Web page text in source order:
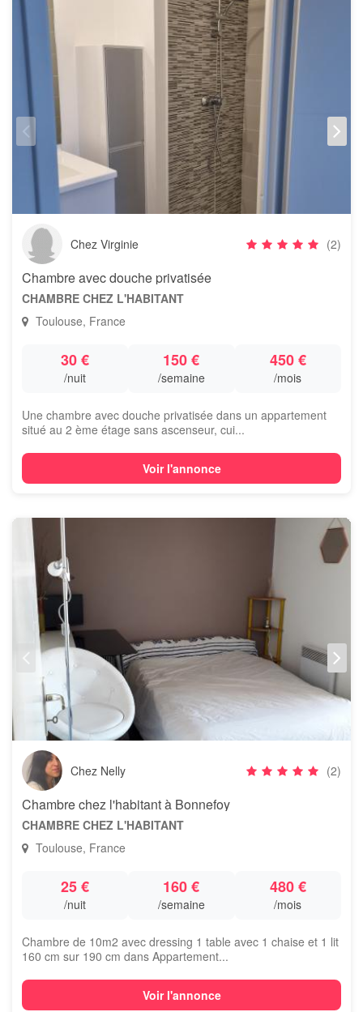
Chez Virginie (2)
Chambre avec douche privatisée
CHAMBRE CHEZ L'HABITANT
Toulouse, France
30 €
/nuit
150 €
/semaine
450 €
/mois
Une chambre avec douche privatisée dans un appartement
situé au 2 ème étage sans ascenseur, cui...
Voir l'annonce
Chez Nelly (2)
Chambre chez l'habitant à Bonnefoy
CHAMBRE CHEZ L'HABITANT
Toulouse, France
25 €
/nuit
160 €
/semaine
480 €
/mois
Chambre de 10m2 avec dressing 1 table avec 1 chaise et 1 lit
160 cm sur 190 cm dans Appartement...
Voir l'annonce